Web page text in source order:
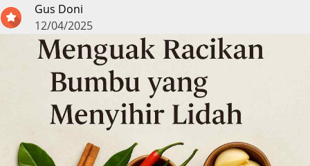
Gus Doni
12/04/2025